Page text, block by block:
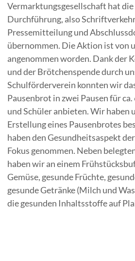
Vermarktungsgesellschaft hat
Durchführung, also
Pressemitteilung und
übernommen. Die Aktion ist von
angenommen worden. Dank der
und der Brötchenspende durch
Schulförderverein konnten wir
Pausenbrot in zwei Pausen für
und Schüler anbieten. Wir haben
Erstellung eines Pausenbrotes
haben den Gesundheitsaspekt
Fokus genommen. Neben
haben wir an einem
Gemüse, gesunde Früchte,
gesunde Getränke (Milch und
die gesunden Inhaltsstoffe auf